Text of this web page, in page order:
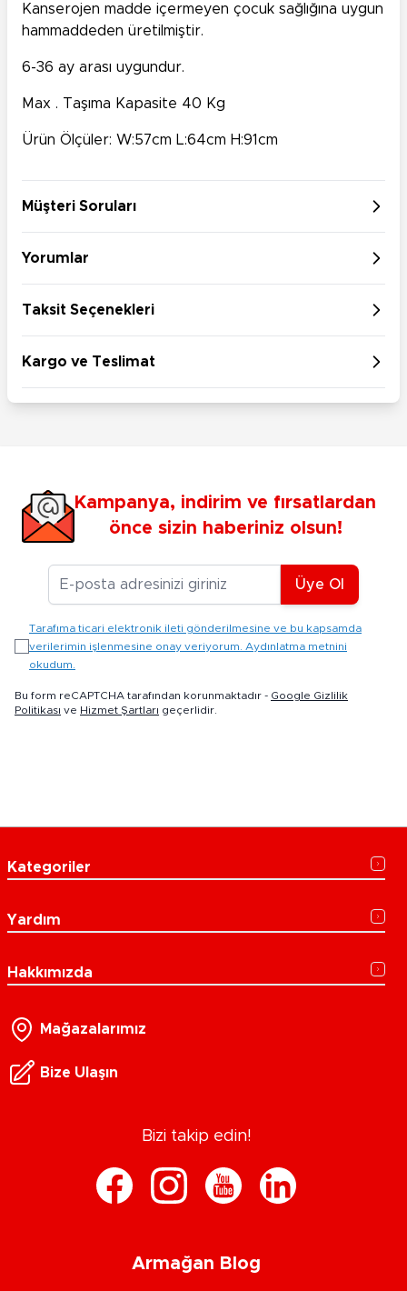
Kanserojen madde içermeyen çocuk sağlığına uygun
hammaddeden üretilmiştir.
6-36 ay arası uygundur.
Max . Taşıma Kapasite 40 Kg
Ürün Ölçüler: W:57cm L:64cm H:91cm
Müşteri Soruları
Yorumlar
Taksit Seçenekleri
Kargo ve Teslimat
Kampanya, indirim ve fırsatlardan
önce sizin haberiniz olsun!
E-posta Adresiniz
Üye Ol
Tarafıma ticari elektronik ileti gönderilmesine ve bu kapsamda
verilerimin işlenmesine onay veriyorum. Aydınlatma metnini
okudum.
Bu form reCAPTCHA tarafından korunmaktadır - Google Gizlilik
Politikası ve Hizmet Şartları geçerlidir.
Kategoriler
Yardım
Hakkımızda
Mağazalarımız
Bize Ulaşın
Bizi takip edin!
Armağan Blog